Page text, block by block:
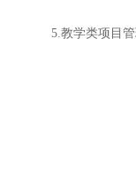
5.教学类项目